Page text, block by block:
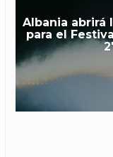
Albania abrirá
para el